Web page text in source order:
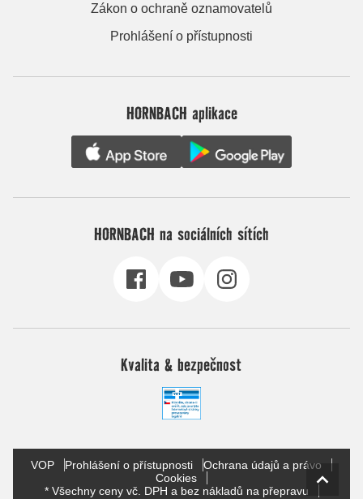
Zákon o ochraně oznamovatelů
Prohlášení o přístupnosti
HORNBACH aplikace
HORNBACH na sociálních sítích
Kvalita & bezpečnost
VOP Prohlášení o přístupnosti
Ochrana údajů a právo
Cookies
* Všechny ceny vč. DPH a bez nákladů na přepravu